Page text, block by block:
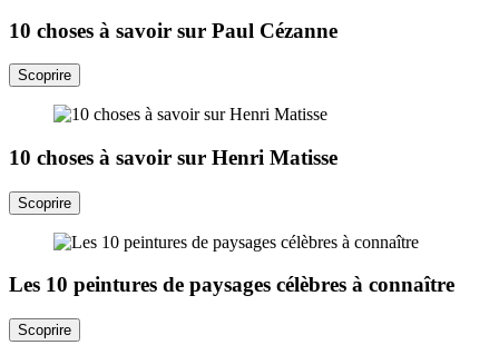
10 choses à savoir sur Paul Cézanne
Scoprire
10 choses à savoir sur Henri Matisse
Scoprire
Les 10 peintures de paysages célèbres à connaître
Scoprire